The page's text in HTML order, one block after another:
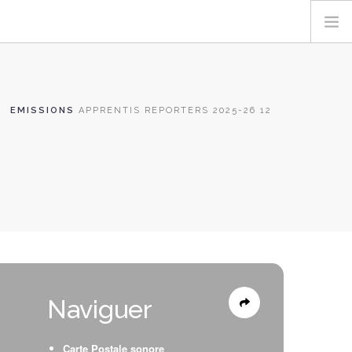
EMISSIONS APPRENTIS REPORTERS 2025-26 12
Naviguer
Carte Postale sonore